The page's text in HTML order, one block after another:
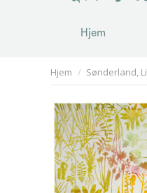
Hjem
You are here:
Hjem Sønderland,